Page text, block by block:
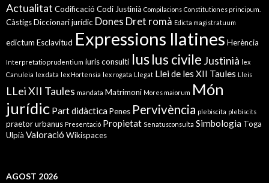
Actualitat Codificació Codi Justinià Compilacions Constitutiones principum.
CàstigsDiccionari jurídic Dones Dret romà Edicta magistratuum
edictum Esclavitud Expressions llatines Herència
Interpretatio prudentium iuris consulti IusIus civile Justinià lex
Canuleia lex data lex Hortensia lex rogata Llegat Llei de les XII Taules Lleis
LLei XII Taules mandata Matrimoni Mores maiorum Món
jurídic Part didàcticaPenes Pervivència plebiscita plebiscits
praetor urbanus Presentació Propietat Senatusconsulta Simbologia Toga
Ulpià Valoració Wikispaces
AGOST 2026